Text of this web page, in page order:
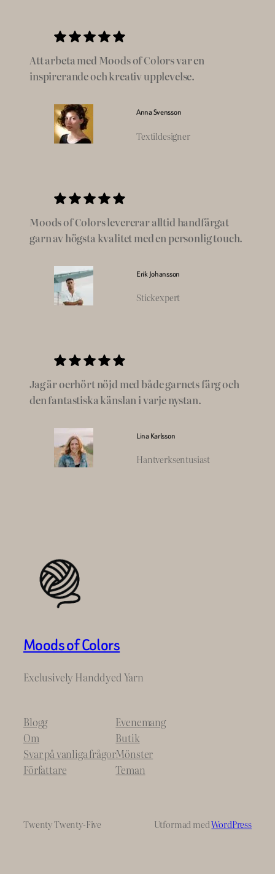
Att arbeta med Moods of Colors var en
inspirerande och kreativ upplevelse.
Anna Svensson
Textildesigner
Moods of Colors levererar alltid handfärgat
garn av högsta kvalitet med en personlig touch.
Erik Johansson
Stickexpert
Jag är oerhört nöjd med både garnets färg och
den fantastiska känslan i varje nystan.
Lina Karlsson
Hantverksentusiast
Moods of Colors
Exclusively Handdyed Yarn
Blogg
Om
Svar på vanliga frågor
Författare
Evenemang
Butik
Mönster
Teman
Twenty Twenty-Five Utformad medWordPress